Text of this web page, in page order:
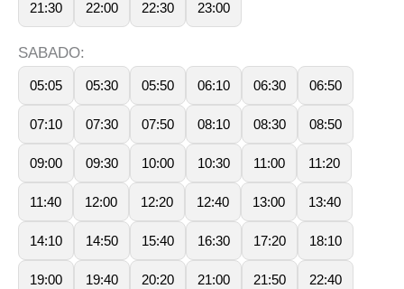
21:30 22:00 22:30 23:00
SABADO:
05:05 05:30 05:50 06:10 06:30 06:50
07:10 07:30 07:50 08:10 08:30 08:50
09:00 09:30 10:00 10:30 11:00 11:20
11:40 12:00 12:20 12:40 13:00 13:40
14:10 14:50 15:40 16:30 17:20 18:10
19:00 19:40 20:20 21:00 21:50 22:40